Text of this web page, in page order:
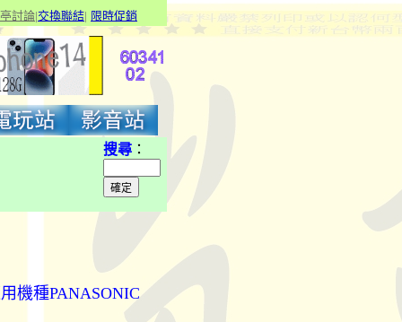
討論|交換聯結| 限時促銷
搜尋 ：
機種PANASONIC